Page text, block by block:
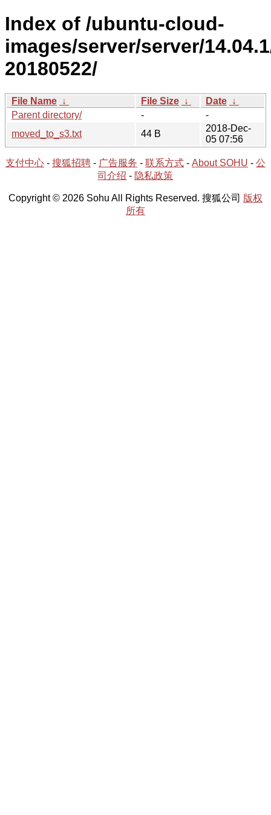
Index of /ubuntu-cloud-
images/server/server/
20180522/
File Name ↓ File Size ↓ Date ↓
Parent directory/
-
-
moved_to_s3.txt
44 B
2018-Dec-
05 07:56
支付中心 - 搜狐招聘 - 广告服务 - 联系方式 - About SOHU - 公
司介绍 - 隐私政策
Copyright © 2026 Sohu All Rights Reserved. 搜狐公司 版权
所有